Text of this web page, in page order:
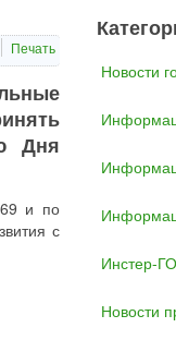
Печать
Дня
и по
с
Новости
Инстер-
Новости